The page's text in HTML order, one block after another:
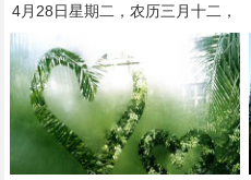
4月28日星期二，农历三月十二，